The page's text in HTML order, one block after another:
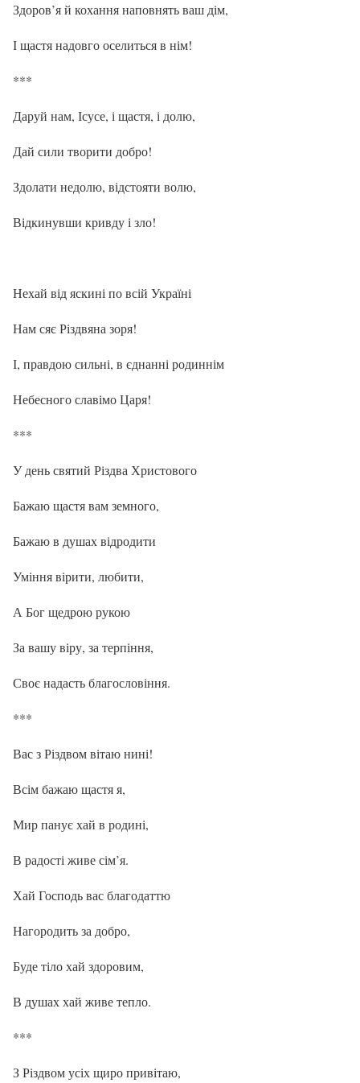
Здоров’я й кохання наповнять ваш дім,
І щастя надовго оселиться в нім!
***
Даруй нам, Ісусе, і щастя, і долю,
Дай сили творити добро!
Здолати недолю, відстояти волю,
Відкинувши кривду і зло!
Нехай від яскині по всій Україні
Нам сяє Різдвяна зоря!
І, правдою сильні, в єднанні родиннім
Небесного славімо Царя!
***
У день святий Різдва Христового
Бажаю щастя вам земного,
Бажаю в душах відродити
Уміння вірити, любити,
А Бог щедрою рукою
За вашу віру, за терпіння,
Своє надасть благословіння.
***
Вас з Різдвом вітаю нині!
Всім бажаю щастя я,
Мир панує хай в родині,
В радості живе сім’я.
Хай Господь вас благодаттю
Нагородить за добро,
Буде тіло хай здоровим,
В душах хай живе тепло.
***
З Різдвом усіх щиро привітаю,